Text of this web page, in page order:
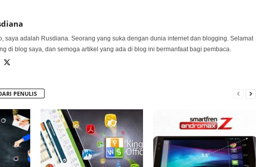
saya adalah Rusdiana. Seorang yang suka dengan dunia internet dan blogging. Selamat
di blog saya, dan semoga artikel yang ada di blog ini bermanfaat bagi pembaca.
PENULIS